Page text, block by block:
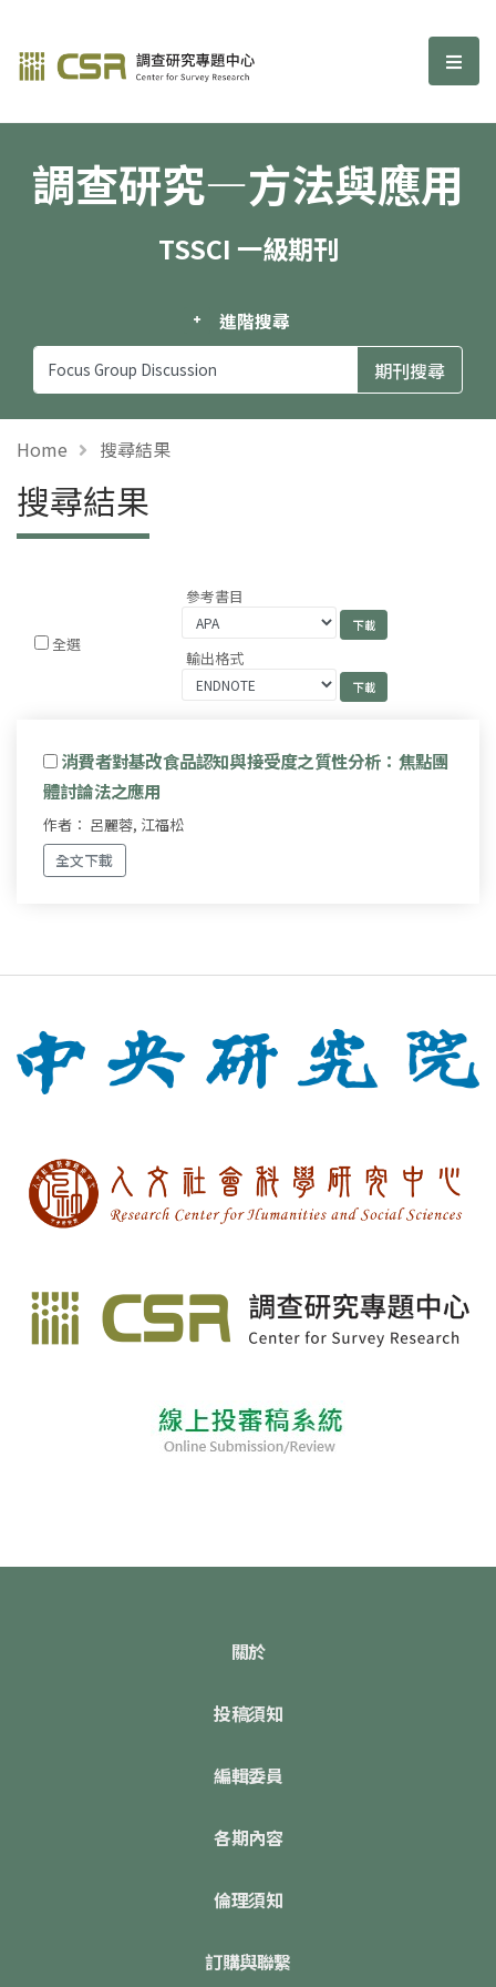
調查研究—方法與應用期刊 選
調查研究—方法與應用
TSSCI 一級期刊
進階搜尋
Home 搜尋結果
搜尋結果
全選
參考書目
輸出格式
消費者對基改食品認知與接受度之質性分析：焦點團
體討論法之應用
作者： 呂麗蓉, 江福松
全文下載
關於
投稿須知
編輯委員
各期內容
倫理須知
訂購與聯繫